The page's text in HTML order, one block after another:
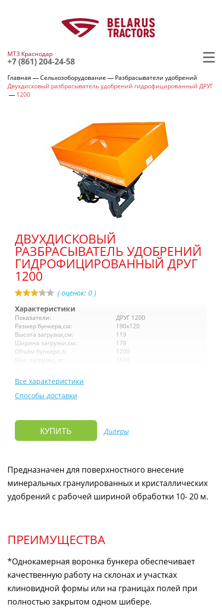
МТЗ Краснодар
+7 (861) 204-24-58
Главная Сельхозоборудование
Разбрасыватели удобрений
Двухдисковый разбрасыватель удобрений гидрофицированный ДРУГ
1200
ДВУХДИСКОВЫЙ
РАЗБРАСЫВАТЕЛЬ УДОБРЕНИЙ
ГИДРОФИЦИРОВАННЫЙ ДРУГ
1200
( оценок: 0 )
Характеристики
Показатели:
ДРУГ 1200
Размер бункера,см:
190х120
Высота загрузки,см:
119
Ширина загрузки,см:
178
Объём бункера,л:
1200
Max. загрузка, кг:
1690
Все характеристики
Способы доставки
КУПИТЬ Дилеры
Предназначен для поверхностного внесение
минеральных гранулированных и кристаллических
удобрений с рабочей шириной обработки 10- 20 м.
ПРЕИМУЩЕСТВА
*Однокамерная воронка бункера обеспечивает
качественную работу на склонах и участках
клиновидной формы или на границах полей при
полностью закрытом одном шибере.